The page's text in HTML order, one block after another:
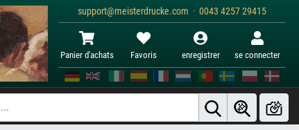
support@meisterdrucke.com · 0043 4257 29415
Panier d'achats Favoris enregistrer se connecter